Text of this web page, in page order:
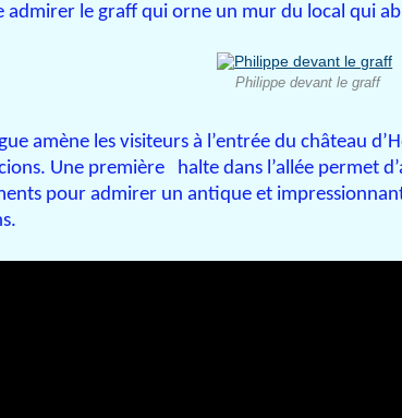
admirer le graff qui orne un mur du local qui
Philippe devant le graff
amène les visiteurs à l’entrée du château
Une première halte dans l’allée permet
pour admirer un antique et